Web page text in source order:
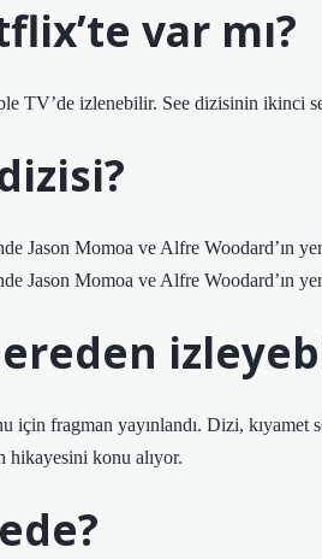
var mı?
TV’de izlenebilir. See dizisinin ikinci
Jason Momoa ve Alfre Woodard’ın
Jason Momoa ve Alfre Woodard’ın
için fragman yayınlandı. Dizi, kıyamet
hikayesini konu alıyor.